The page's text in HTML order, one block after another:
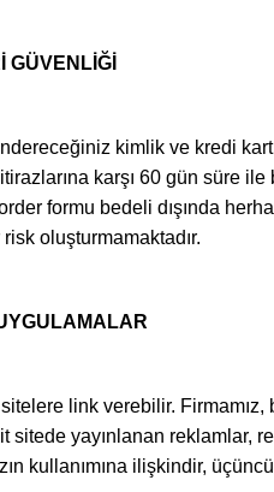
GÜVENLİĞİ
kimlik ve kredi
karşı 60 gün süre
formu bedeli dışında
oluşturmamaktadır.
link verebilir.
yayınlanan reklamlar,
kullanımına ilişkindir,